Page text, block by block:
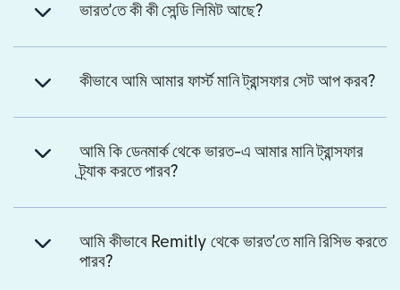
ভারত'তে কী কী সেন্ডি লিমিট আছে?
কীভাবে আমি আমার ফার্স্ট মানি ট্রান্সফার সেট আপ করব?
আমি কি ডেনমার্ক থেকে ভারত-এ আমার মানি ট্রান্সফার
ট্র্যাক করতে পারব?
আমি কীভাবে Remitly থেকে ভারত'তে মানি রিসিভ করতে
পারব?